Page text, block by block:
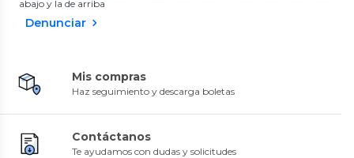
abajo y la de arriba
Denunciar
Mis compras
Haz seguimiento y descarga boletas
Contáctanos
Te ayudamos con dudas y solicitudes